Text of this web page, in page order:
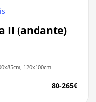
II (andante)
120x100cm
80-265€